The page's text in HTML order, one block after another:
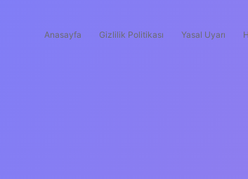
Anasayfa Gizlilik Politikası Yasal Uyarı